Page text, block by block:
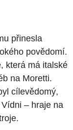
přinesla
povědomí.
která má italské
na Moretti.
cílevědomý,
– hraje na